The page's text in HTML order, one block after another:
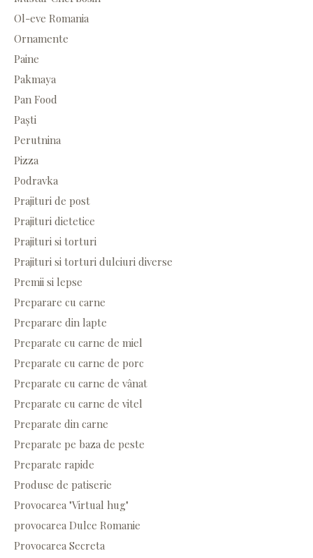
Ol-eve Romania
Ornamente
Paine
Pakmaya
Pan Food
Paști
Perutnina
Pizza
Podravka
Prajituri de post
Prajituri dietetice
Prajituri si torturi
Prajituri si torturi dulciuri diverse
Premii si lepse
Preparare cu carne
Preparare din lapte
Preparate cu carne de miel
Preparate cu carne de porc
Preparate cu carne de vânat
Preparate cu carne de vitel
Preparate din carne
Preparate pe baza de peste
Preparate rapide
Produse de patiserie
Provocarea "Virtual hug"
provocarea Dulce Romanie
Provocarea Secreta